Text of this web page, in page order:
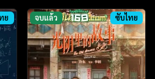
ย จบแล้ว ซับไทย